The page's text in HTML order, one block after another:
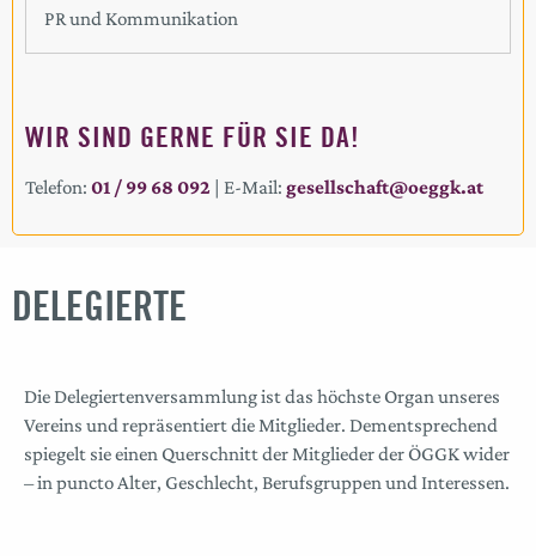
PR und Kommunikation
WIR SIND GERNE FÜR SIE DA!
Telefon: 01 / 99 68 092 | E-Mail: gesellschaft@oeggk.at
DELEGIERTE
Die Delegiertenversammlung ist das höchste Organ unseres
Vereins und repräsentiert die Mitglieder. Dementsprechend
spiegelt sie einen Querschnitt der Mitglieder der ÖGGK wider
– in puncto Alter, Geschlecht, Berufsgruppen und Interessen.